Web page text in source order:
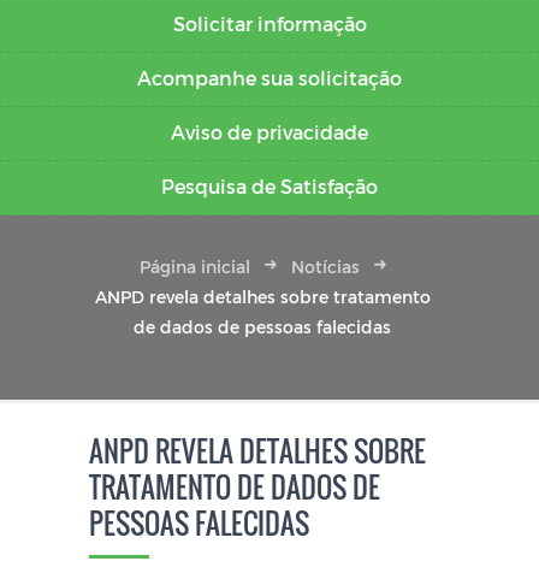
Solicitar informação
Acompanhe sua solicitação
Aviso de privacidade
Pesquisa de Satisfação
Página inicial
Notícias
ANPD revela detalhes sobre tratamento
de dados de pessoas falecidas
ANPD REVELA DETALHES SOBRE
TRATAMENTO DE DADOS DE
PESSOAS FALECIDAS